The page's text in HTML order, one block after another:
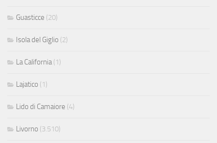
Guasticce (20)
Isola del Giglio (2)
La California (1)
Lajatico (1)
Lido di Camaiore (4)
Livorno (3.510)